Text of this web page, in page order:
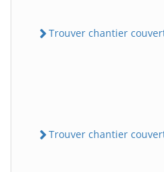
Trouver chantier
Trouver chantier